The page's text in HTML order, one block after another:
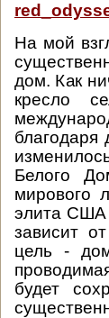
На мой
дом. Как
кресло
Белого
мирового
элита США
зависит
цель -
будет